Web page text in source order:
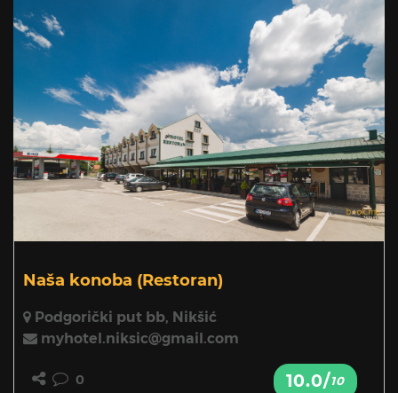
Naša konoba (Restoran)
Podgorički put bb, Nikšić
myhotel.niksic@gmail.com
0 10.0/10